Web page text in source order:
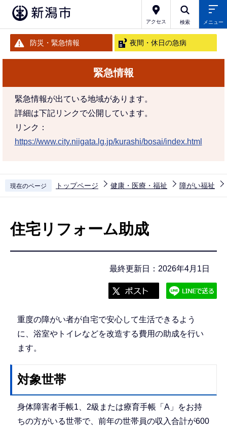
アクセス 検索 メニュー
防災・緊急情報 夜間・休日の急病
緊急情報
緊急情報が出ている地域があります。
詳細は下記リンクで公開しています。
リンク：
https://www.city.niigata.lg.jp/kurashi/bosai/index.html
現在のページ トップページ 健康・医療・福祉 障がい福祉
住宅リフォーム助成
最終更新日：2026年4月1日
重度の障がい者が自宅で安心して生活できるよう
に、浴室やトイレなどを改造する費用の助成を行い
ます。
対象世帯
身体障害者手帳1、2級または療育手帳「A」をお持
ちの方がいる世帯で、前年の世帯員の収入合計が600